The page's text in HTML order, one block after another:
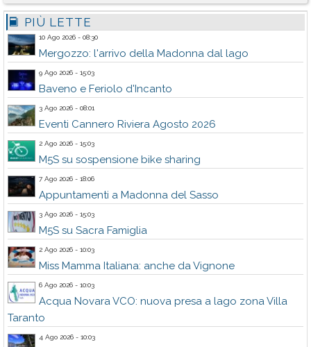
PIÙ LETTE
10 Ago 2026 - 08:30
Mergozzo: l'arrivo della Madonna dal lago
9 Ago 2026 - 15:03
Baveno e Feriolo d'Incanto
3 Ago 2026 - 08:01
Eventi Cannero Riviera Agosto 2026
2 Ago 2026 - 15:03
M5S su sospensione bike sharing
7 Ago 2026 - 18:06
Appuntamenti a Madonna del Sasso
3 Ago 2026 - 15:03
M5S su Sacra Famiglia
2 Ago 2026 - 10:03
Miss Mamma Italiana: anche da Vignone
6 Ago 2026 - 10:03
Acqua Novara VCO: nuova presa a lago zona Villa
Taranto
4 Ago 2026 - 10:03